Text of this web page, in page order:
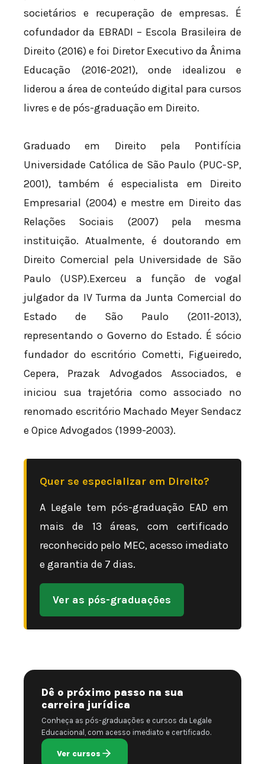
societários e recuperação de empresas. É
cofundador da EBRADI – Escola Brasileira de
Direito (2016) e foi Diretor Executivo da Ânima
Educação (2016-2021), onde idealizou e
liderou a área de conteúdo digital para cursos
livres e de pós-graduação em Direito.
Graduado em Direito pela Pontifícia
Universidade Católica de São Paulo (PUC-SP,
2001), também é especialista em Direito
Empresarial (2004) e mestre em Direito das
Relações Sociais (2007) pela mesma
instituição. Atualmente, é doutorando em
Direito Comercial pela Universidade de São
Paulo (USP).Exerceu a função de vogal
julgador da IV Turma da Junta Comercial do
Estado de São Paulo (2011-2013),
representando o Governo do Estado. É sócio
fundador do escritório Cometti, Figueiredo,
Cepera, Prazak Advogados Associados, e
iniciou sua trajetória como associado no
renomado escritório Machado Meyer Sendacz
e Opice Advogados (1999-2003).
Quer se especializar em Direito?
A Legale tem pós-graduação EAD em
mais de 13 áreas, com certificado
reconhecido pelo MEC, acesso imediato
e garantia de 7 dias.
Ver as pós-graduações
Dê o próximo passo na sua
carreira jurídica
Conheça as pós-graduações e cursos da Legale
Educacional, com acesso imediato e certificado.
Ver cursos